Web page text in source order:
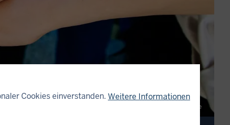
Cookies einverstanden. Weitere Informationen
Shutterstock/asife